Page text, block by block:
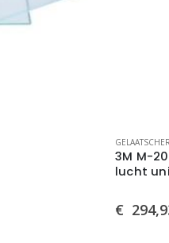
3M M-
lucht
€